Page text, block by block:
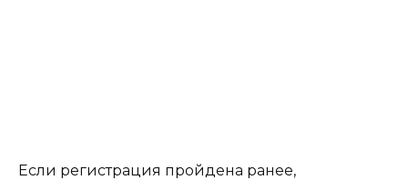
Если регистрация пройдена ранее,